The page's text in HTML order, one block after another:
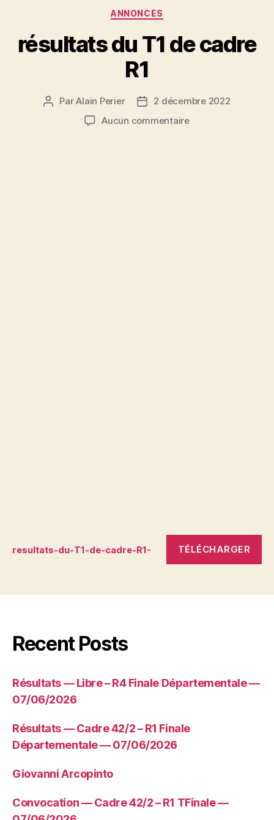
Catégories
ANNONCES
résultats du T1 de cadre
R1
Auteur
ParAlain Perier
Date2 décembre 2022
Aucun commentairesur
resultats-du-T1-de-cadre-R1- TÉLÉCHARGER
Recent Posts
Résultats — Libre – R4 Finale Départementale —
07/06/2026
Résultats — Cadre 42/2 – R1 Finale
Départementale — 07/06/2026
Giovanni Arcopinto
Convocation — Cadre 42/2 – R1 TFinale —